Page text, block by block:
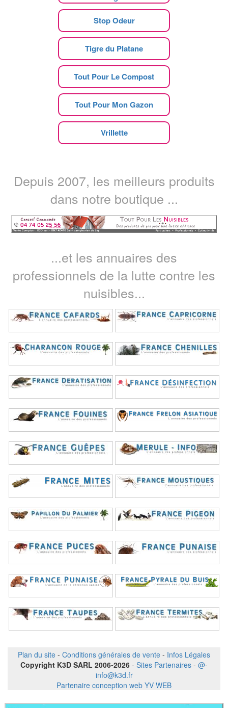
Stop Odeur
Tigre du Platane
Tout Pour Le Compost
Tout Pour Mon Gazon
Vrillette
Depuis 2007, les meilleurs produits
dans notre boutique ...
...et les annuaires des
professionnels de la lutte contre les
nuisibles...
Plan du site - Conditions générales de vente - Infos Légales
Copyright K3D SARL 2006-2026 - Sites Partenaires - @-
info@k3d.fr
Partenaire conception web YV WEB